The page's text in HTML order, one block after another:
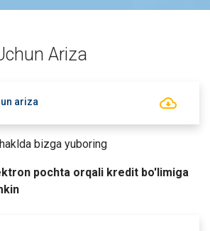
Ariza
ariza
bizga yuboring
pochta orqali kredit bo'limiga